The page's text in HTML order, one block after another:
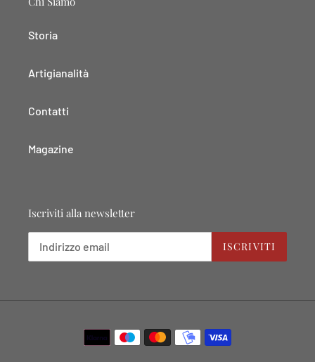
Storia
Artigianalità
Contatti
Magazine
Iscriviti alla newsletter
ISCRIVITI
Metodi
di